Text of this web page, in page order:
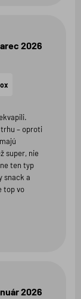
2026
– oproti
super, nie
ten typ
snack a
top vo
2026